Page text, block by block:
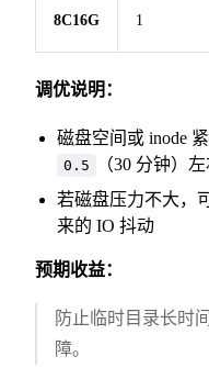
8C16G 1
调优说明：
磁盘空间或 inode
0.5
（30 分钟）
若磁盘压力不大，
来的 IO 抖动
预期收益：
防止临时目录长时
障。